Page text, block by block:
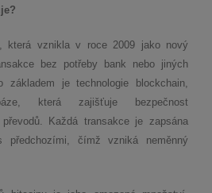
která vznikla v roce 2009 jako nový
bez potřeby bank nebo jiných
základem je technologie blockchain,
která zajišťuje bezpečnost
Každá transakce je zapsána
čímž vzniká neměnný